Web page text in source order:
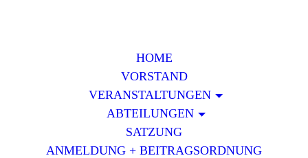
HOME
VORSTAND
VERAN­STALTUNGEN
ABTEILUNGEN
SATZUNG
ANMELDUNG + BEITRAGSORDNUNG